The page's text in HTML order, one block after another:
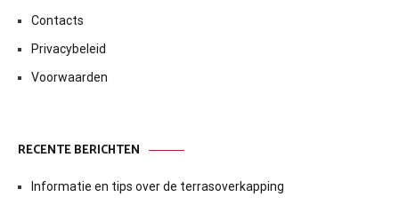
Contacts
Privacybeleid
Voorwaarden
RECENTE BERICHTEN
Informatie en tips over de terrasoverkapping